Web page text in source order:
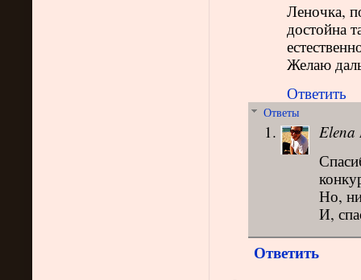
Леночка,
достойна
Желаю
Ответить
Ответы
Elena
Но,
И,
Ответить